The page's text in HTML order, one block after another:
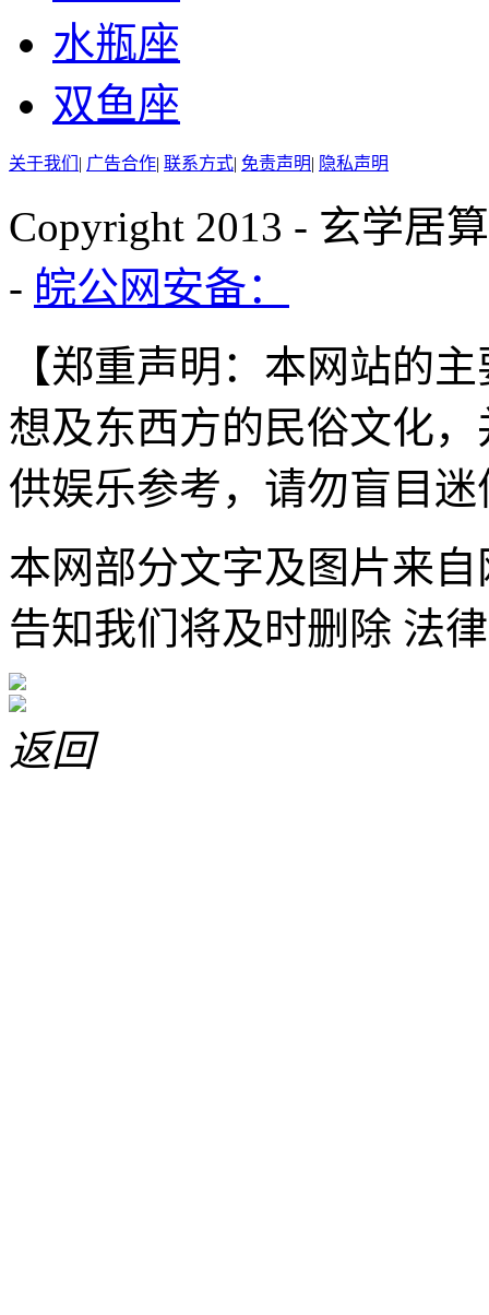
水瓶座
双鱼座
关于我们 | 广告合作| 联系方式| 免责声明| 隐私声明
Copyright 2013 - 玄学居
- 皖公网安备：
【郑重声明：本网站的
想及东西方的民俗文化
供娱乐参考，请勿盲目迷
本网部分文字及图片来
告知我们将及时删除 法
返回